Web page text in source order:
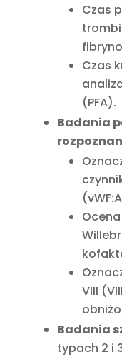
Czas
Czas
(PFA).
Badania
VIII
Badania
typach 2 i